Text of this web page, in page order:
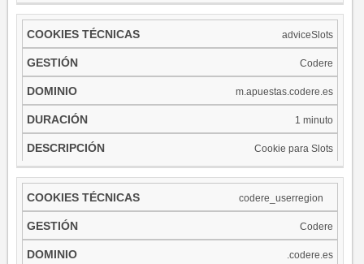
adviceSlots
Codere
m.apuestas.codere.es
1 minuto
Cookie para Slots
codere_userregion
Codere
.codere.es